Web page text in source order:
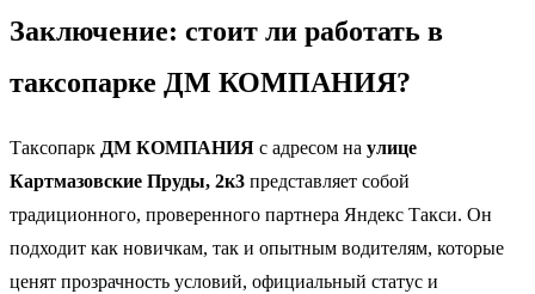
Заключение: стоит ли работать в
таксопарке ДМ КОМПАНИЯ?
Таксопарк ДМ КОМПАНИЯ с адресом на улице
Картмазовские Пруды, 2к3 представляет собой
традиционного, проверенного партнера Яндекс Такси. Он
подходит как новичкам, так и опытным водителям, которые
ценят прозрачность условий, официальный статус и